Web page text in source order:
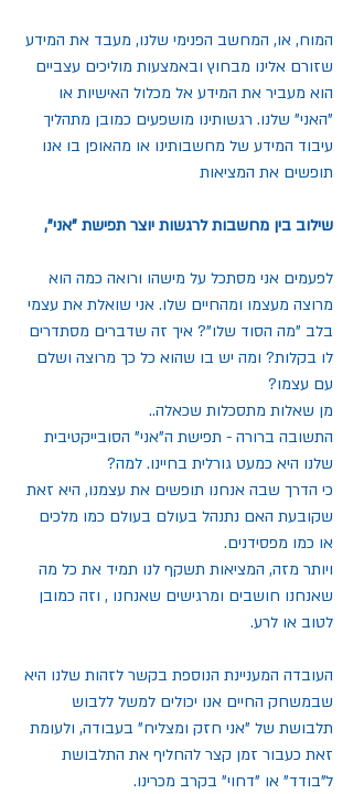
המוח, או, המחשב הפנימי שלנו, מעבד את המידע
שזורם אלינו מבחוץ ובאמצעות מוליכים עצביים
הוא מעביר את המידע אל מכלול האישיות או
"האני" שלנו. רגשותינו מושפעים כמובן מתהליך
עיבוד המידע של מחשבותינו או מהאופן בו אנו
תופשים את המציאות
שילוב בין מחשבות לרגשות יוצר תפישת "אני",
לפעמים אני מסתכל על מישהו ורואה כמה הוא
מרוצה מעצמו ומהחיים שלו. אני שואלת את עצמי
בלב "מה הסוד שלו"? איך זה שדברים מסתדרים
לו בקלות? ומה יש בו שהוא כל כך מרוצה ושלם
עם עצמו?
מן שאלות מתסכלות שכאלה..
התשובה ברורה - תפישת ה"אני" הסובייקטיבית
שלנו היא כמעט גורלית בחיינו. למה?
כי הדרך שבה אנחנו תופשים את עצמנו, היא זאת
שקובעת האם נתנהל בעולם בעולם כמו מלכים
או כמו מפסידנים.
ויותר מזה, המציאות תשקף לנו תמיד את כל מה
שאנחנו חושבים ומרגישים שאנחנו , וזה כמובן
לטוב או לרע.
העובדה המעניינת הנוספת בקשר לזהות שלנו היא
שבמשחק החיים אנו יכולים למשל ללבוש
תלבושת של "אני חזק ומצליח" בעבודה, ולעומת
זאת כעבור זמן קצר להחליף את התלבושת
ל"בודד" או "דחוי" בקרב מכרינו.